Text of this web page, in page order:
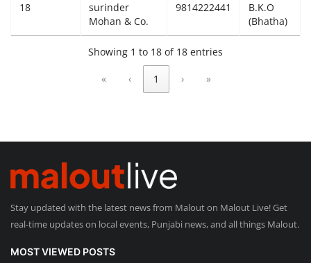
18
surinder
Mohan & Co.
9814222441
B.K.O
(Bhatha)
Showing 1 to 18 of 18 entries
« ‹ 1 › »
Stay updated with the latest news from Malout on Malout Live! Get
real-time updates on local events, Punjabi news, and all things Malout.
MOST VIEWED POSTS